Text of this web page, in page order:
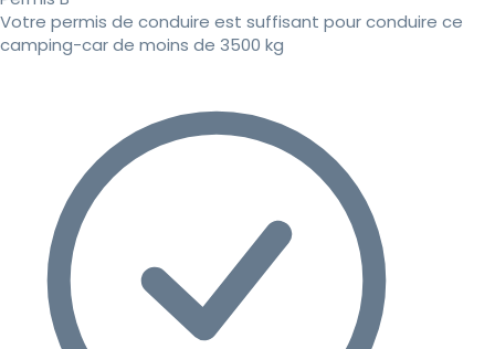
Votre permis de conduire est suffisant pour conduire ce
camping-car de moins de 3500 kg